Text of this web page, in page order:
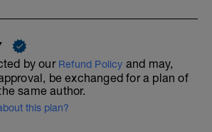
by our Refund Policy and may,
be exchanged for a plan of
same author.
this plan?